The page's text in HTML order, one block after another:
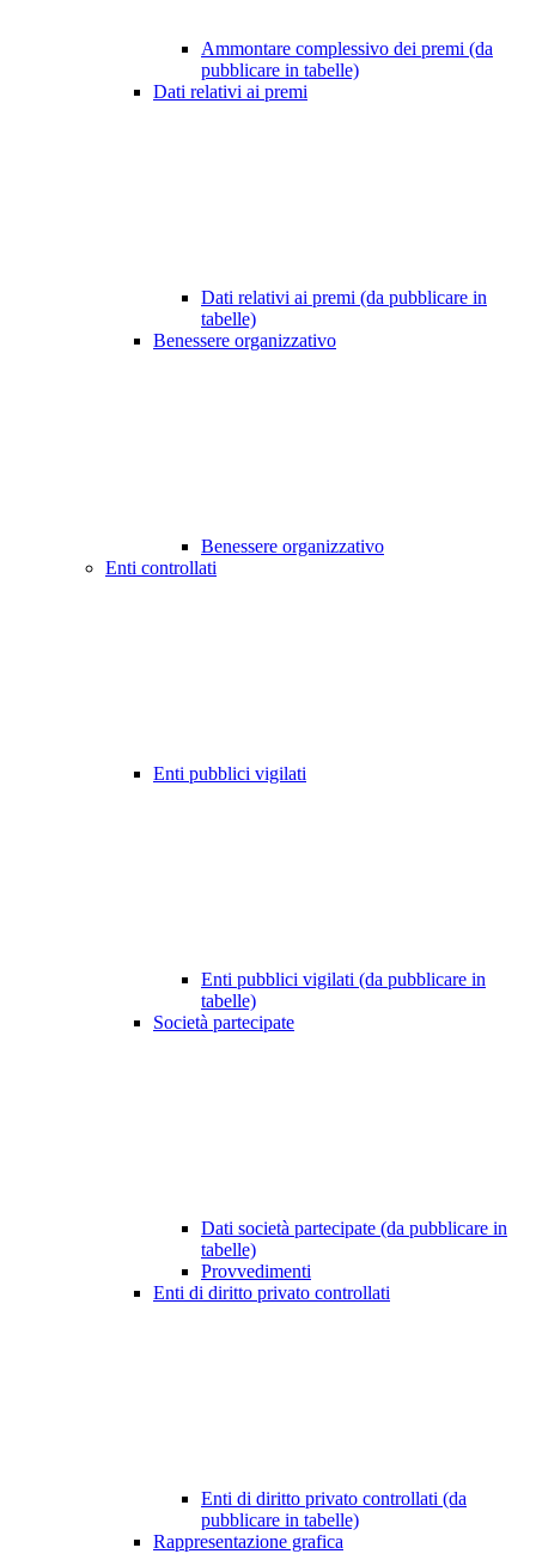
Ammontare complessivo dei premi (da
pubblicare in tabelle)
Dati relativi ai premi
Dati relativi ai premi (da pubblicare in
tabelle)
Benessere organizzativo
Benessere organizzativo
Enti controllati
Enti pubblici vigilati
Enti pubblici vigilati (da pubblicare in
tabelle)
Società partecipate
Dati società partecipate (da pubblicare in
tabelle)
Provvedimenti
Enti di diritto privato controllati
Enti di diritto privato controllati (da
pubblicare in tabelle)
Rappresentazione grafica